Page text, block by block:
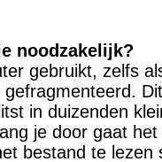
noodzakelijk?
gebruikt, zelfs
in duizenden
je door gaat
bestand te lezen